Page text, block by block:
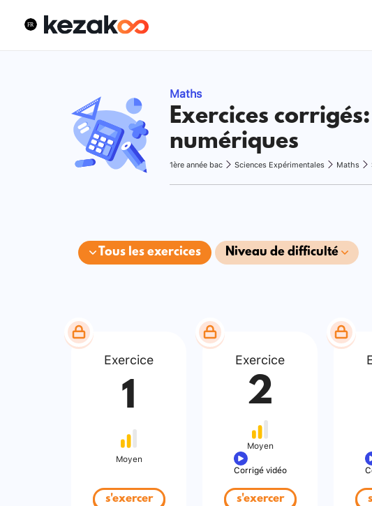
Maths
Exercices
numériques
1ère année bac Sciences Expérimentales Maths
Tous les exercices Niveau de difficulté
Exercice
1
Moyen
s'exercer
Exercice
2
Moyen
Corrigé vidéo
s'exercer